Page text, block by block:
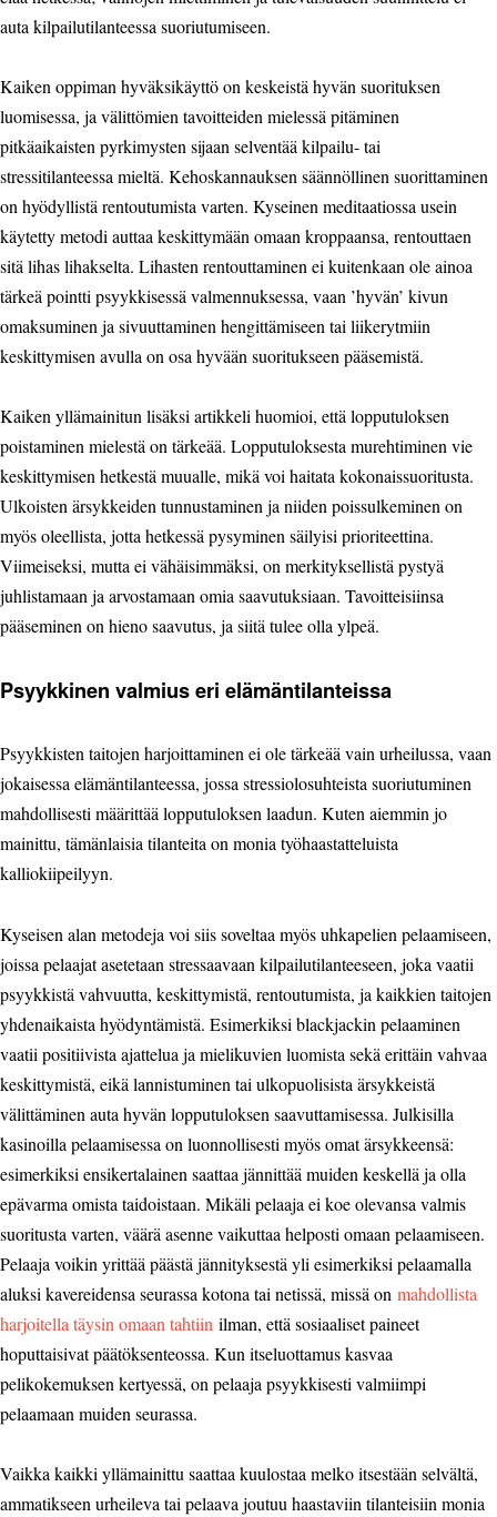
auta kilpailutilanteessa suoriutumiseen.
Kaiken oppiman hyväksikäyttö on keskeistä hyvän suorituksen
luomisessa, ja välittömien tavoitteiden mielessä pitäminen
pitkäaikaisten pyrkimysten sijaan selventää kilpailu- tai
stressitilanteessa mieltä. Kehoskannauksen säännöllinen suorittaminen
on hyödyllistä rentoutumista varten. Kyseinen meditaatiossa usein
käytetty metodi auttaa keskittymään omaan kroppaansa, rentouttaen
sitä lihas lihakselta. Lihasten rentouttaminen ei kuitenkaan ole ainoa
tärkeä pointti psyykkisessä valmennuksessa, vaan ’hyvän’ kivun
omaksuminen ja sivuuttaminen hengittämiseen tai liikerytmiin
keskittymisen avulla on osa hyvään suoritukseen pääsemistä.
Kaiken yllämainitun lisäksi artikkeli huomioi, että lopputuloksen
poistaminen mielestä on tärkeää. Lopputuloksesta murehtiminen vie
keskittymisen hetkestä muualle, mikä voi haitata kokonaissuoritusta.
Ulkoisten ärsykkeiden tunnustaminen ja niiden poissulkeminen on
myös oleellista, jotta hetkessä pysyminen säilyisi prioriteettina.
Viimeiseksi, mutta ei vähäisimmäksi, on merkityksellistä pystyä
juhlistamaan ja arvostamaan omia saavutuksiaan. Tavoitteisiinsa
pääseminen on hieno saavutus, ja siitä tulee olla ylpeä.
Psyykkinen valmius eri elämäntilanteissa
Psyykkisten taitojen harjoittaminen ei ole tärkeää vain urheilussa, vaan
jokaisessa elämäntilanteessa, jossa stressiolosuhteista suoriutuminen
mahdollisesti määrittää lopputuloksen laadun. Kuten aiemmin jo
mainittu, tämänlaisia tilanteita on monia työhaastatteluista
kalliokiipeilyyn.
Kyseisen alan metodeja voi siis soveltaa myös uhkapelien pelaamiseen,
joissa pelaajat asetetaan stressaavaan kilpailutilanteeseen, joka vaatii
psyykkistä vahvuutta, keskittymistä, rentoutumista, ja kaikkien taitojen
yhdenaikaista hyödyntämistä. Esimerkiksi blackjackin pelaaminen
vaatii positiivista ajattelua ja mielikuvien luomista sekä erittäin vahvaa
keskittymistä, eikä lannistuminen tai ulkopuolisista ärsykkeistä
välittäminen auta hyvän lopputuloksen saavuttamisessa. Julkisilla
kasinoilla pelaamisessa on luonnollisesti myös omat ärsykkeensä:
esimerkiksi ensikertalainen saattaa jännittää muiden keskellä ja olla
epävarma omista taidoistaan. Mikäli pelaaja ei koe olevansa valmis
suoritusta varten, väärä asenne vaikuttaa helposti omaan pelaamiseen.
Pelaaja voikin yrittää päästä jännityksestä yli esimerkiksi pelaamalla
aluksi kavereidensa seurassa kotona tai netissä, missä on mahdollista
harjoitella täysin omaan tahtiin ilman, että sosiaaliset paineet
hoputtaisivat päätöksenteossa. Kun itseluottamus kasvaa
pelikokemuksen kertyessä, on pelaaja psyykkisesti valmiimpi
pelaamaan muiden seurassa.
Vaikka kaikki yllämainittu saattaa kuulostaa melko itsestään selvältä,
ammatikseen urheileva tai pelaava joutuu haastaviin tilanteisiin monia